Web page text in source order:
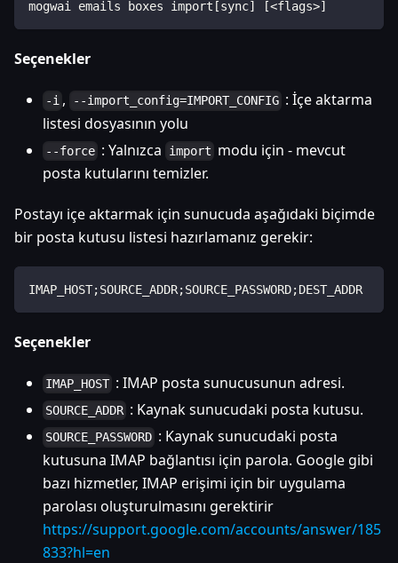
mogwai emails boxes import[sync] [<flags>]
Seçenekler
-i , --import_config=IMPORT_CONFIG : İçe aktarma
listesi dosyasının yolu
--force : Yalnızca import modu için - mevcut
posta kutularını temizler.
Postayı içe aktarmak için sunucuda aşağıdaki biçimde
bir posta kutusu listesi hazırlamanız gerekir:
IMAP_HOST;SOURCE_ADDR;SOURCE_PASSWORD;DEST_ADDR
Seçenekler
IMAP_HOST : IMAP posta sunucusunun adresi.
SOURCE_ADDR : Kaynak sunucudaki posta kutusu.
SOURCE_PASSWORD : Kaynak sunucudaki posta
kutusuna IMAP bağlantısı için parola. Google gibi
bazı hizmetler, IMAP erişimi için bir uygulama
parolası oluşturulmasını gerektirir
https://support.google.com/accounts/answer/185
833?hl=en